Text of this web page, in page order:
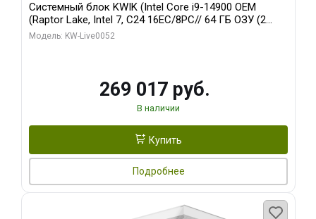
Системный блок KWIK (Intel Core i9-14900 OEM
(Raptor Lake, Intel 7, C24 16EC/8PC// 64 ГБ ОЗУ (2
модуля)/ Palit RTX5080 GAMINGPRO OC 16GB GDDR7
Модель: KW-Live0052
269 017 руб.
В наличии
Купить
Подробнее